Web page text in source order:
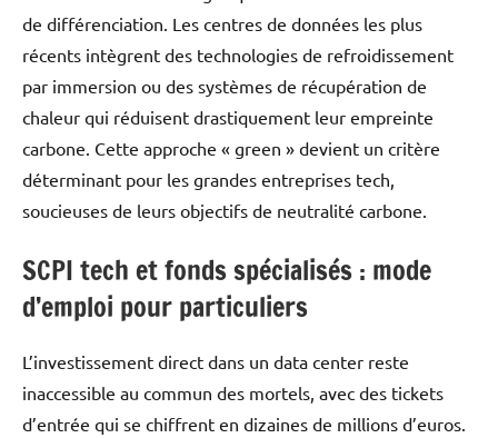
de différenciation. Les centres de données les plus
récents intègrent des technologies de refroidissement
par immersion ou des systèmes de récupération de
chaleur qui réduisent drastiquement leur empreinte
carbone. Cette approche « green » devient un critère
déterminant pour les grandes entreprises tech,
soucieuses de leurs objectifs de neutralité carbone.
SCPI tech et fonds spécialisés : mode
d’emploi pour particuliers
L’investissement direct dans un data center reste
inaccessible au commun des mortels, avec des tickets
d’entrée qui se chiffrent en dizaines de millions d’euros.